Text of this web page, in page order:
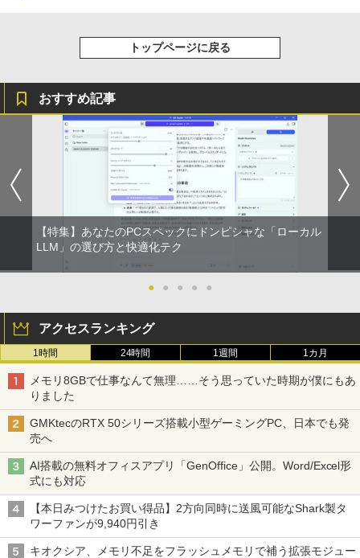
トップページに戻る
おすすめ記事
【特集】あなたのPCスペックにドンピシャな「ローカル
LLM」の選び方と快適化テク
● ● ● ● ●
アクセスランキング
1時間 24時間 1週間 1カ月
メモリ8GBで仕事なんて無理……そう思っていた時期が僕にもあ
りました
GMKtecのRTX 50シリーズ搭載小型ゲーミングPC、日本でも発
売へ
AI搭載の無料オフィスアプリ「GenOffice」公開。Word/Excel形
式にも対応
【本日みつけたお買い得品】2方向同時に送風可能なShark製タ
ワーファンが9,940円引き
キオクシア、メモリ不足をフラッシュメモリで補う拡張モジュー